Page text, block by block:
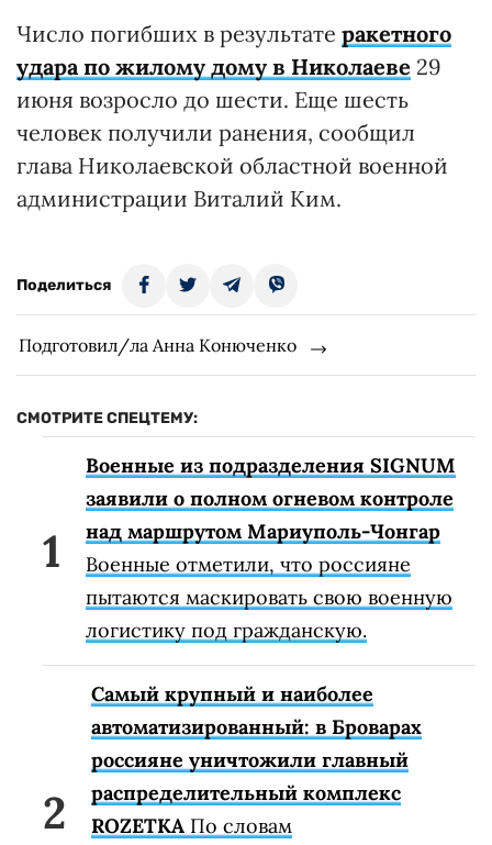
Число погибших в результате ракетного
удара по жилому дому в Николаеве 29
июня возросло до шести. Еще шесть
человек получили ранения, сообщил
глава Николаевской областной военной
администрации Виталий Ким.
Поделиться
Подготовил/ла Анна Конюченко
СМОТРИТЕ СПЕЦТЕМУ:
Военные из подразделения SIGNUM
заявили о полном огневом контроле
над маршрутом Мариуполь-Чонгар
Военные отметили, что россияне
пытаются маскировать свою военную
логистику под гражданскую.
Самый крупный и наиболее
автоматизированный: в Броварах
россияне уничтожили главный
распределительный комплекс
ROZETKA По словам